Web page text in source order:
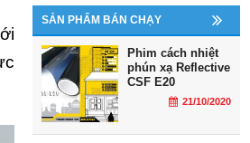
SẢN PHẨM BÁN CHẠY
Phim cách nhiệt
phún xạ Reflective
CSF E20
21/10/2020